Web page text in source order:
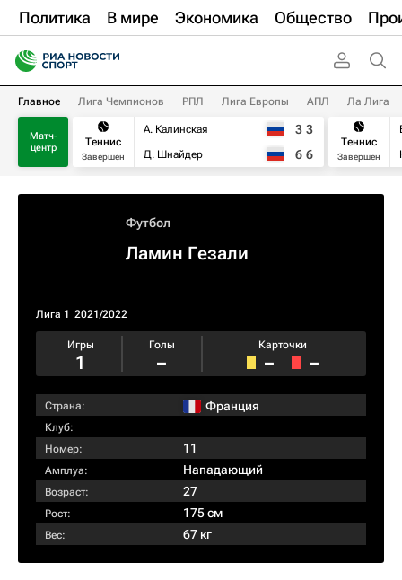
Политика В мире Экономика Общество
Главное Лига Чемпионов РПЛ Лига Европы АПЛ Ла Лига
Матч-
центр
Теннис
Завершен
А. Калинская
Д. Шнайдер
3 3
6 6
Теннис
Завершен
Футбол
Ламин Гезали
Лига 1 2021/2022
Игры
1
Голы
–
Карточки
– –
Страна: Франция
Клуб:
Номер:
11
Амплуа: Нападающий
Возраст: 27
Рост: 175 см
Вес: 67 кг